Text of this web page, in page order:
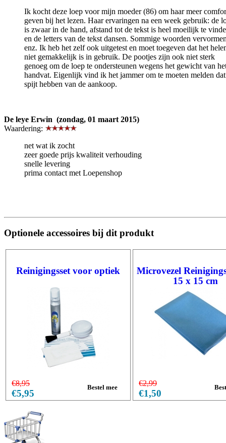
Ik kocht deze loep voor mijn moeder (86) om haar meer
geven bij het lezen. Haar ervaringen na een week gebruik: de
is zwaar in de hand, afstand tot de tekst is heel moeilijk te
en de letters van de tekst dansen. Sommige woorden
enz. Ik heb het zelf ook uitgetest en moet toegeven dat het
niet gemakkelijk is in gebruik. De pootjes zijn ook niet sterk
genoeg om de loep te ondersteunen wegens het gewicht van
handvat. Eigenlijk vind ik het jammer om te moeten melden
spijt hebben van de aankoop.
De leye Erwin (zondag, 01 maart 2015)
Waardering:
net wat ik zocht
zeer goede prijs kwaliteit verhouding
snelle levering
prima contact met Loepenshop
Optionele accessoires bij dit produkt
Reinigingsset voor optiek
€8,95
€5,95
Microvezel
15 x 15 cm
€2,99
€1,50